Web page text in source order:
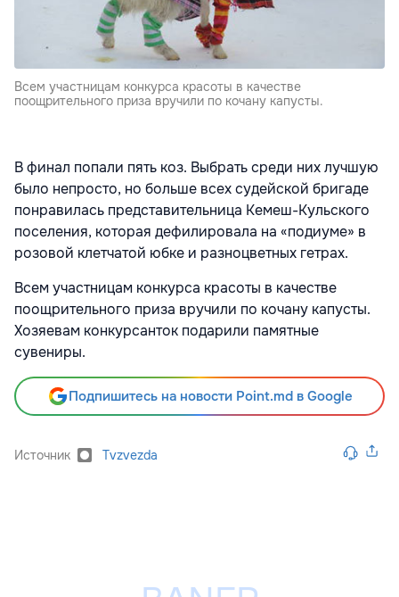
Всем участницам конкурса красоты в качестве
поощрительного приза вручили по кочану капусты.
В финал попали пять коз. Выбрать среди них лучшую
было непросто, но больше всех судейской бригаде
понравилась представительница Кемеш-Кульского
поселения, которая дефилировала на «подиуме» в
розовой клетчатой юбке и разноцветных гетрах.
Всем участницам конкурса красоты в качестве
поощрительного приза вручили по кочану капусты.
Хозяевам конкурсанток подарили памятные
сувениры.
Подпишитесь на новости Point.md в Google
Источник Tvzvezda